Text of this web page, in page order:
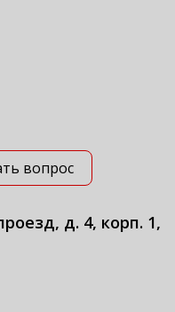
вопрос
д. 4, корп. 1,